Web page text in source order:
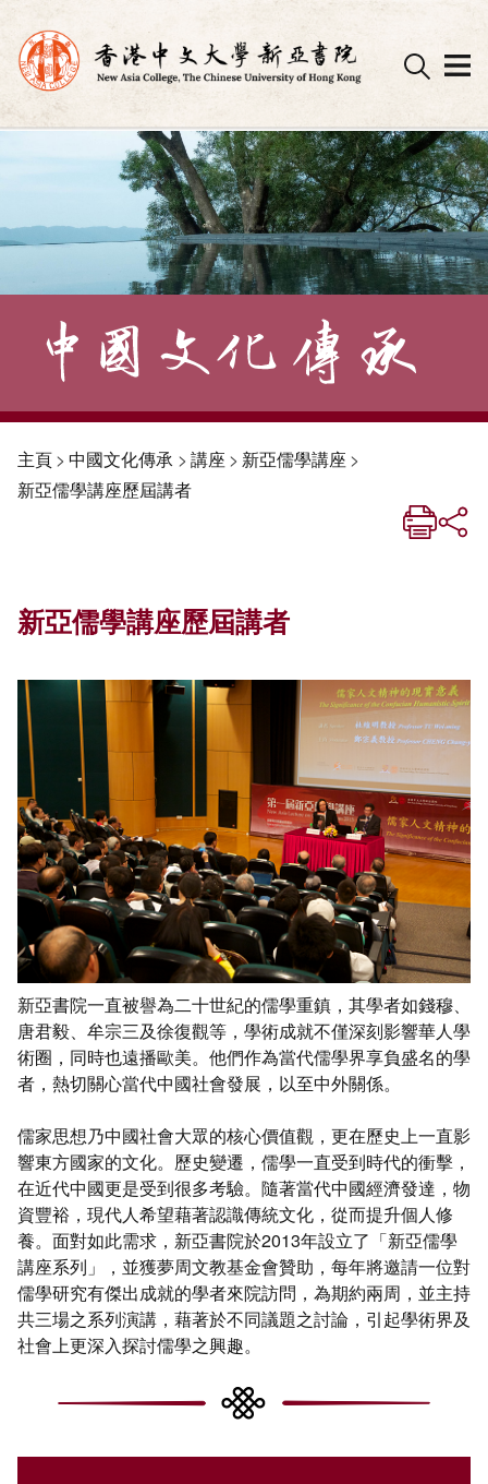
主頁> 中國文化傳承 > 講座 > 新亞儒學講座 >
新亞儒學講座歷屆講者
新亞儒學講座歷屆講者
新亞書院一直被譽為二十世紀的儒學重鎮，其學者如錢穆、
唐君毅、牟宗三及徐復觀等，學術成就不僅深刻影響華人學
術圈，同時也遠播歐美。他們作為當代儒學界享負盛名的學
者，熱切關心當代中國社會發展，以至中外關係。
儒家思想乃中國社會大眾的核心價值觀，更在歷史上一直影
響東方國家的文化。歷史變遷，儒學一直受到時代的衝擊，
在近代中國更是受到很多考驗。隨著當代中國經濟發達，物
資豐裕，現代人希望藉著認識傳統文化，從而提升個人修
養。面對如此需求，新亞書院於2013年設立了「新亞儒學
講座系列」，並獲夢周文教基金會贊助，每年將邀請一位對
儒學研究有傑出成就的學者來院訪問，為期約兩周，並主持
共三場之系列演講，藉著於不同議題之討論，引起學術界及
社會上更深入探討儒學之興趣。